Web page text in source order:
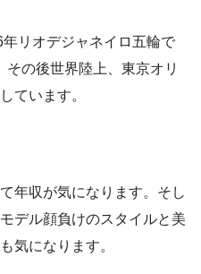
リオデジャネイロ五輪で
の後世界陸上、東京オリ
ています。
年収が気になります。そし
デル顔負けのスタイルと美
気になります。